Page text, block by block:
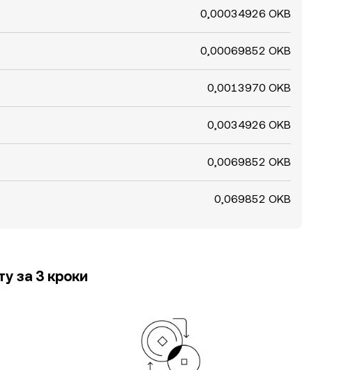
0,00034926 OKB
0,00069852 OKB
0,0013970 OKB
0,0034926 OKB
0,0069852 OKB
0,069852 OKB
за 3 кроки